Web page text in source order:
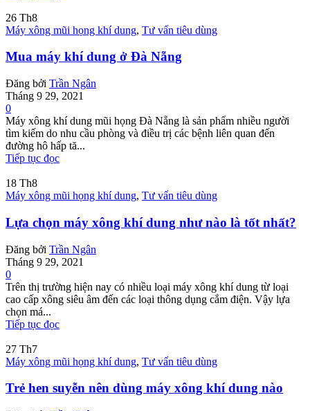
26 Th8
Máy xông mũi họng khí dung, Tư vấn tiêu dùng
Mua máy khí dung ở Đà Nẵng
Đăng bởi Trần Ngân
Tháng 9 29, 2021
0
Máy xông khí dung mũi họng Đà Nẵng là sản phẩm nhiều người
tìm kiếm do nhu cầu phòng và điều trị các bệnh liên quan đến
đường hô hấp tă...
Tiếp tục đọc
18 Th8
Máy xông mũi họng khí dung, Tư vấn tiêu dùng
Lựa chọn máy xông khí dung như nào là tốt nhất?
Đăng bởi Trần Ngân
Tháng 9 29, 2021
0
Trên thị trường hiện nay có nhiều loại máy xông khí dung từ loại
cao cấp xông siêu âm đến các loại thông dụng cắm điện. Vậy lựa
chọn má...
Tiếp tục đọc
27 Th7
Máy xông mũi họng khí dung, Tư vấn tiêu dùng
Trẻ hen suyễn nên dùng máy xông khí dung nào